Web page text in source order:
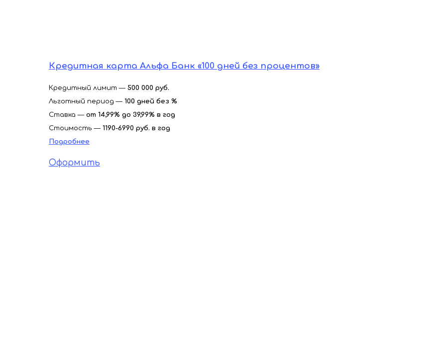
Кредитная карта Альфа Банк «100 дней без процентов»
Кредитный лимит — 500 000 руб.
Льготный период — 100 дней без %
Ставка — от 14,99% до 39,99% в год
Стоимость — 1190-6990 руб. в год
Подробнее
Оформить